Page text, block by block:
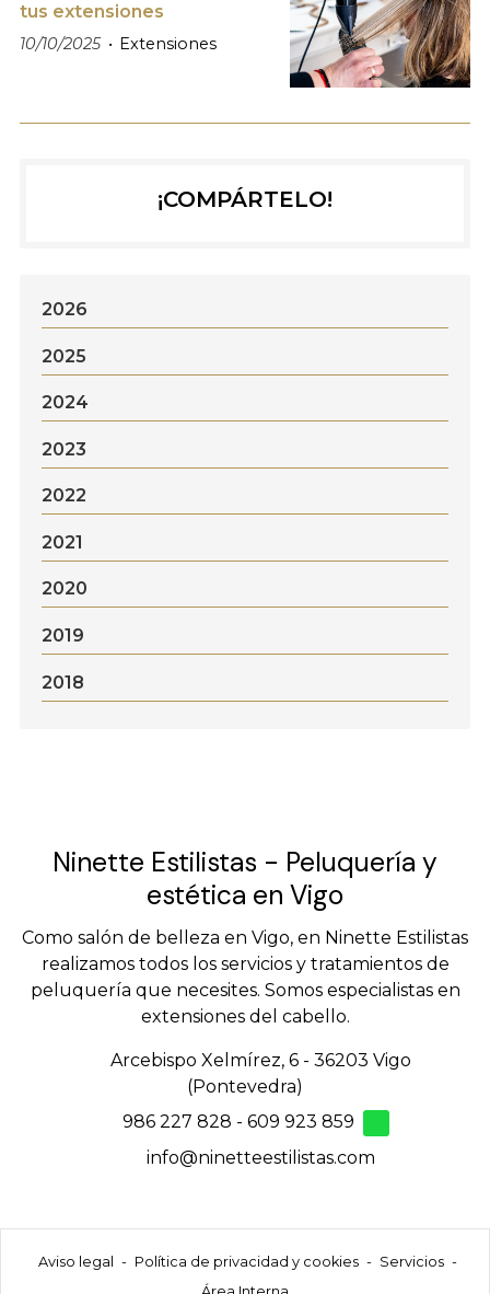
tus extensiones
10/10/2025 Extensiones
¡COMPÁRTELO!
2026
2025
2024
2023
2022
2021
2020
2019
2018
Ninette Estilistas - Peluquería y
estética en Vigo
Como salón de belleza en Vigo, en Ninette Estilistas
realizamos todos los servicios y tratamientos de
peluquería que necesites. Somos especialistas en
extensiones del cabello.
Arcebispo Xelmírez, 6 - 36203 Vigo
(Pontevedra)
986 227 828 - 609 923 859
info@ninetteestilistas.com
Aviso legal - Política de privacidad y cookies - Servicios -